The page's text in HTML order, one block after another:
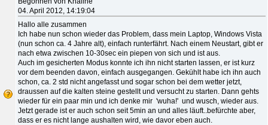
04. April 2012, 14:19:04
Hallo alle zusammen
Ich habe nun schon wieder das Problem, dass mein Laptop, Windows Vista
(nun schon ca. 4 Jahre alt), einfach runterfährt. Nach einem Neustart, gibt er
nach etwa zwischen 10-30sec ein piepen von sich und ist aus.
Auch im gesicherten Modus konnte ich ihn nicht starten lassen, er ist kurz
vor dem beenden davon, einfach ausgegangen. Gekühlt habe ich ihn auch
schon, ca. 2 std nicht angefasst und sogar schon bei dem wetter jetzt,
draussen auf die kalten steine gestellt und versucht zu starten. Dann gehts
wieder für ein paar min und ich denke mir 'wuha!' und wusch, wieder aus.
Jetzt gerade ist er auch schon seit 5min an und alles läuft..befürchte aber,
dass er es nicht lange aushalten wird, wie davor eben auch.